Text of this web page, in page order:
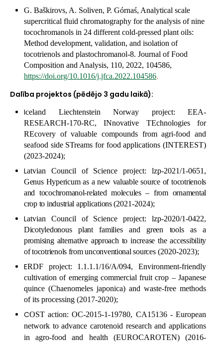
G. Baškirovs, A. Soliven, P. Górnaś, Analytical scale
supercritical fluid chromatography for the analysis of nine
tocochromanols in 24 different cold-pressed plant oils:
Method development, validation, and isolation of
tocotrienols and plastochromanol-8. Journal of Food
Composition and Analysis, 110, 2022, 104586,
https://doi.org/10.1016/j.jfca.2022.104586.
Dalība projektos (pēdējo 3 gadu laikā):
Iceland Liechtenstein Norway project: EEA-
RESEARCH-170-RC,INnovative TEchnologies for
REcovery of valuable compounds from agri-food and
seafood side STreams for food applications (INTEREST)
(2023-2024);
Latvian Council of Science project: lzp-2021/1-0651,
Genus Hypericumas a new valuable source of tocotrienols
and tocochromanol-related molecules – from ornamental
crop to industrial applications (2021-2024);
Latvian Council of Science project: lzp-2020/1-0422,
Dicotyledonous plant families and green tools as a
promising alternative approach to increase the accessibility
of tocotrienols from unconventional sources(2020-2023);
ERDF project: 1.1.1.1/16/A/094, Environment-friendly
cultivation of emerging commercial fruit crop – Japanese
quince (Chaenomeles japonica) and waste-free methods
of its processing (2017-2020);
COST action: OC-2015-1-19780, CA15136 - European
network to advance carotenoid research and applications
in agro-food and health (EUROCAROTEN) (2016-